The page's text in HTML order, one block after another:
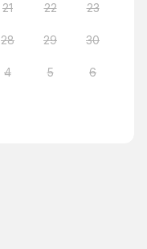
21 22 23
28 29 30
4 5 6